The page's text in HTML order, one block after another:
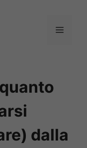
Menu
dalla